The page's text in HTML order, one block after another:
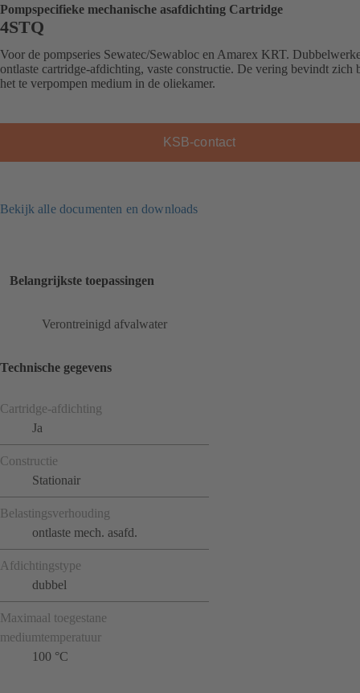
Pompspecifieke mechanische asafdichting Cartridge
4STQ
Voor de pompseries Sewatec/Sewabloc en Amarex KRT.
ontlaste cartridge-afdichting, vaste constructie. De vering bevindt zich
het te verpompen medium in de oliekamer.
KSB-contact
Bekijk alle documenten en downloads
Belangrijkste toepassingen
Verontreinigd afvalwater
Technische gegevens
Cartridge-afdichting
Ja
Constructie
Stationair
Belastingsverhouding
ontlaste mech. asafd.
Afdichtingstype
dubbel
Maximaal toegestane
mediumtemperatuur
100 °C